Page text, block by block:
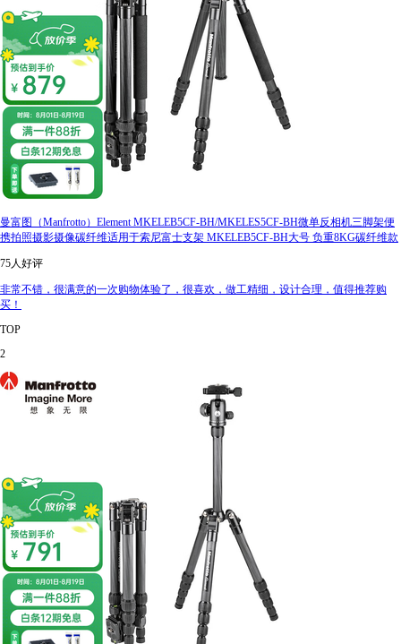
曼富图（Manfrotto）Element MKELEB5CF-BH/MKELES5CF-BH微单反相机三脚架便
携拍照摄影摄像碳纤维适用于索尼富士支架 MKELEB5CF-BH大号 负重8KG碳纤维款
75人好评
非常不错，很满意的一次购物体验了，很喜欢，做工精细，设计合理，值得推荐购
买！
TOP
2